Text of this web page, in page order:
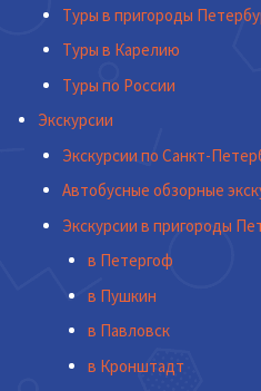
Туры в пригороды
Туры в Карелию
Туры по России
Экскурсии
Экскурсии по Санкт-
Автобусные обзорные
Экскурсии в пригороды
в Петергоф
в Пушкин
в Павловск
в Кронштадт